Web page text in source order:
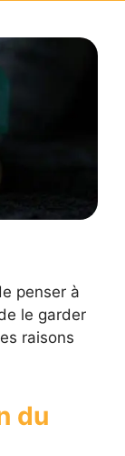
penser à
le garder
raisons
du